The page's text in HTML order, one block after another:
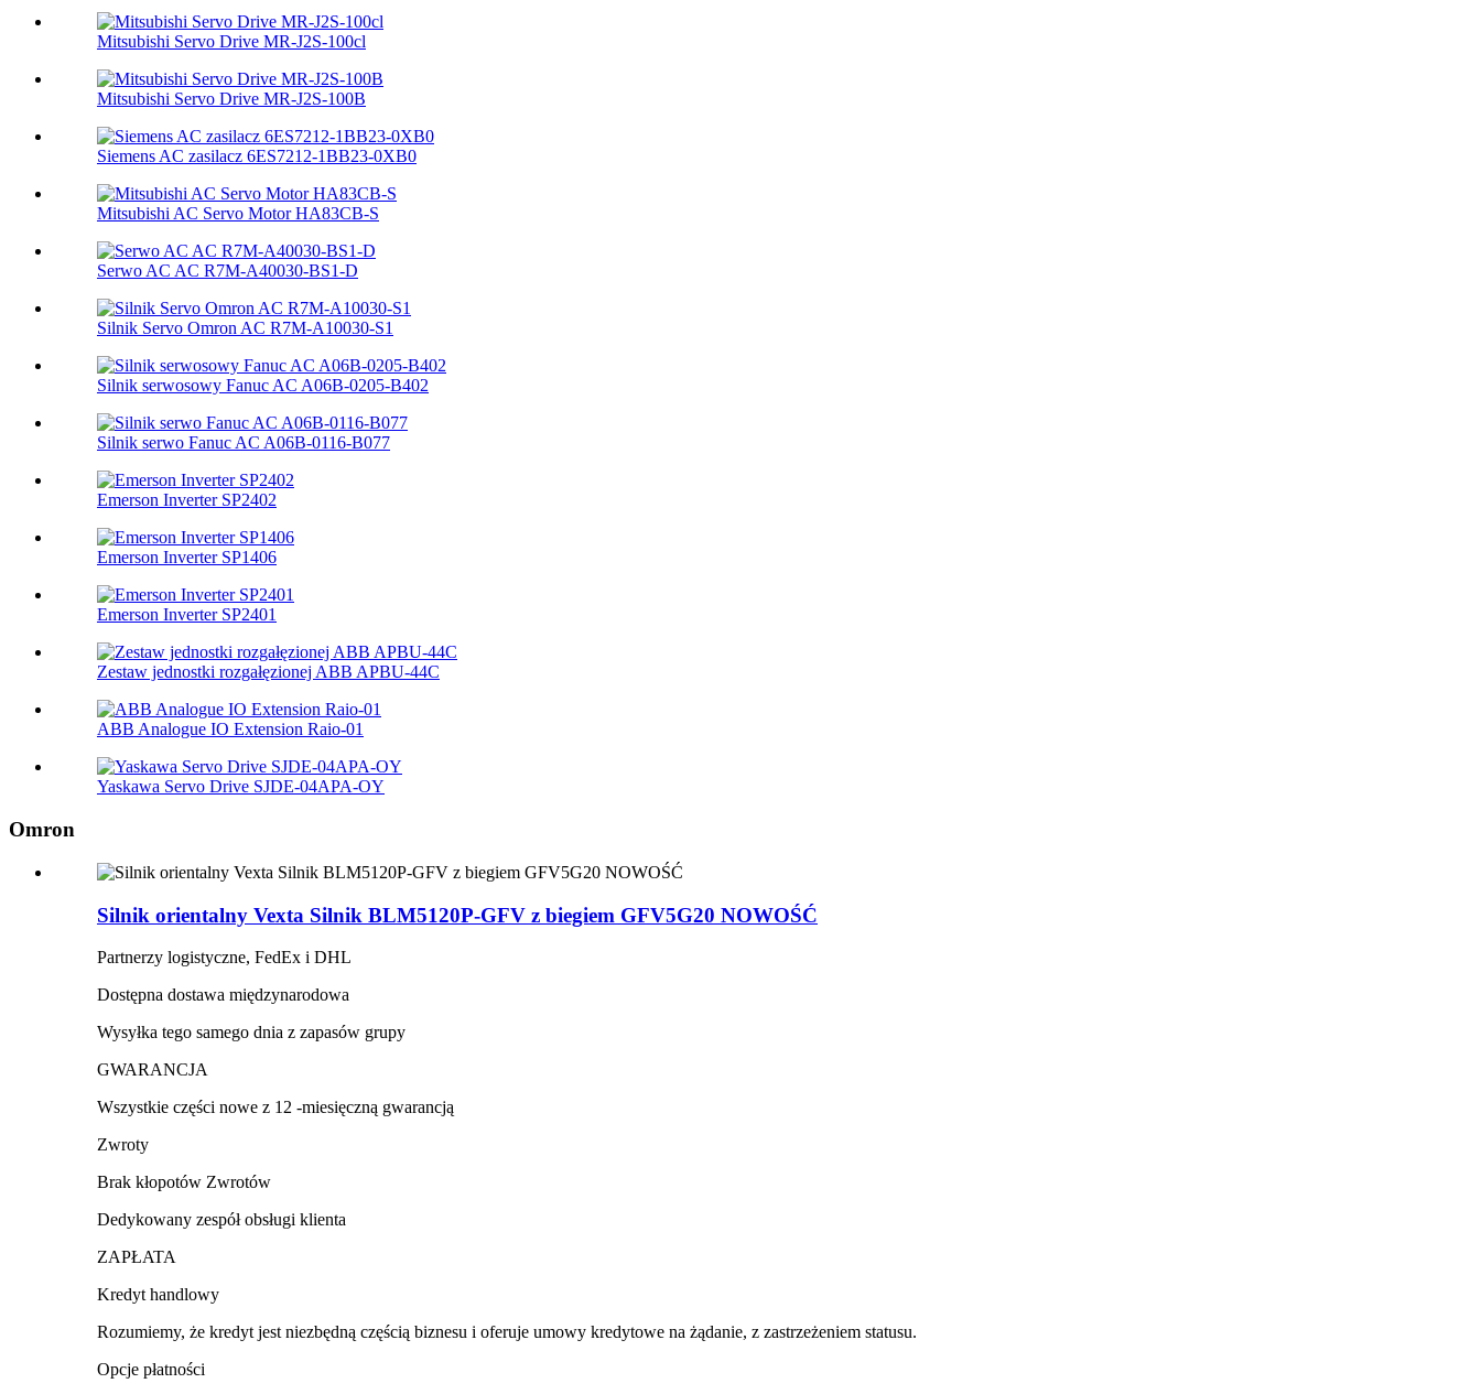
Mitsubishi Servo Drive MR-J2S-100cl
Mitsubishi Servo Drive MR-J2S-100B
Siemens AC zasilacz 6ES7212-1BB23-0XB0
Mitsubishi AC Servo Motor HA83CB-S
Serwo AC AC R7M-A40030-BS1-D
Silnik Servo Omron AC R7M-A10030-S1
Silnik serwosowy Fanuc AC A06B-0205-B402
Silnik serwo Fanuc AC A06B-0116-B077
Emerson Inverter SP2402
Emerson Inverter SP1406
Emerson Inverter SP2401
Zestaw jednostki rozgałęzionej ABB APBU-44C
ABB Analogue IO Extension Raio-01
Yaskawa Servo Drive SJDE-04APA-OY
Omron
Silnik orientalny Vexta Silnik BLM5120P-GFV z biegiem GFV5G20 NOWOŚĆ
Partnerzy logistyczne, FedEx i DHL
Dostępna dostawa międzynarodowa
Wysyłka tego samego dnia z zapasów grupy
GWARANCJA
Wszystkie części nowe z 12 -miesięczną gwarancją
Zwroty
Brak kłopotów Zwrotów
Dedykowany zespół obsługi klienta
ZAPŁATA
Kredyt handlowy
Rozumiemy, że kredyt jest niezbędną częścią biznesu i oferuje umowy kredytowe na żądanie, z zastrzeżeniem statusu.
Opcje płatności